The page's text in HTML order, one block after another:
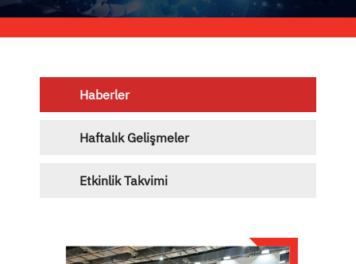
Haberler
Haftalık Gelişmeler
Etkinlik Takvimi